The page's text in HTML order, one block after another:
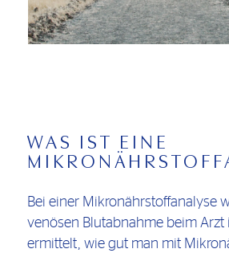
WAS IST EINE
Bei einer Mikronährstoffanalyse
venösen Blutabnahme beim Arzt
ermittelt, wie gut man mit